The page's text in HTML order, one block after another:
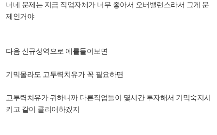
너네 문제는 지금 직업자체가 너무 좋아서 오버밸런스라서 그게 문
제인거야
다음 신규성역으로 예를들어보면
기믹몰라도 고투력치유가 꼭 필요하면
고투력치유가 귀하니까 다른직업들이 몇시간 투자해서 기믹숙지시
키고 같이 클리어하겠지